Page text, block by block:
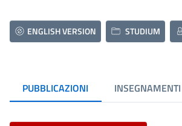
ENGLISH VERSION STUDIUM
PUBBLICAZIONI INSEGNAMENTI